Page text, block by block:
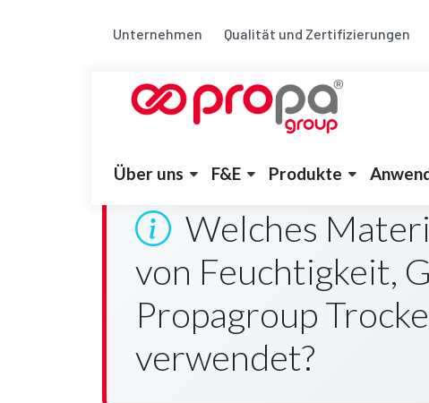
Unternehmen Qualität und Zertifizierungen
Über uns F&E Produkte
Welches
von Feuchtigkeit,
Propagroup
verwendet?